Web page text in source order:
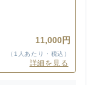
11,000円
（1人あたり・税込）
詳細を見る